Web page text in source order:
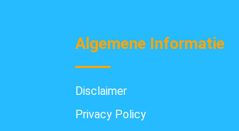
Algemene Informatie
Disclaimer
Privacy Policy